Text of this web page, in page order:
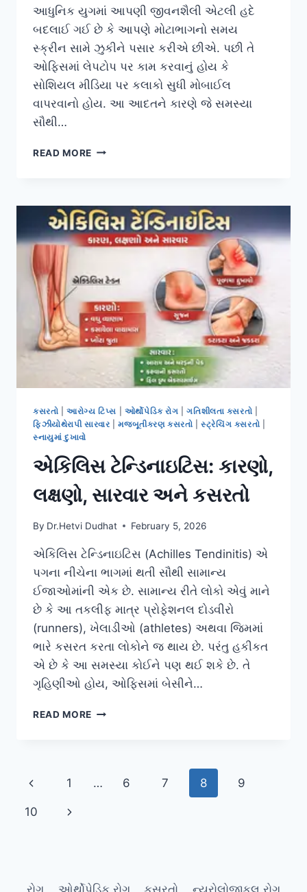
આધુનિક યુગમાં આપણી જીવનશૈલી એટલી હદે
બદલાઈ ગઈ છે કે આપણે મોટાભાગનો સમય
સ્ક્રીન સામે ઝુકીને પસાર કરીએ છીએ. પછી તે
ઓફિસમાં લેપટોપ પર કામ કરવાનું હોય કે
સોશિયલ મીડિયા પર કલાકો સુધી મોબાઈલ
વાપરવાનો હોય. આ આદતને કારણે જે સમસ્યા
સૌથી…
READ MORE કાયફોસિસ
7
અસરકારક
વ્યાયામ
કસરતો |આરોગ્ય ટિપ્સ ઓર્થોપેડિક રોગ |ગતિશીલતા કસરતો
ફિઝીયોથેરાપી સારવાર |મજબૂતીકરણ કસરતો |સ્ટ્રેચિંગ કસરતો
સ્નાયુમાં દુખાવો
એકિલિસ ટેન્ડિનાઇટિસ: કારણો,
લક્ષણો, સારવાર અને કસરતો
By Dr.Hetvi Dudhat February 5, 2026
એકિલિસ ટેન્ડિનાઇટિસ (Achilles Tendinitis) એ
પગના નીચેના ભાગમાં થતી સૌથી સામાન્ય
ઈજાઓમાંની એક છે. સામાન્ય રીતે લોકો એવું માને
છે કે આ તકલીફ માત્ર પ્રોફેશનલ દોડવીરો
(runners), ખેલાડીઓ (athletes) અથવા જિમમાં
ભારે કસરત કરતા લોકોને જ થાય છે. પરંતુ હકીકત
એ છે કે આ સમસ્યા કોઈને પણ થઈ શકે છે. તે
ગૃહિણીઓ હોય, ઓફિસમાં બેસીને…
READ MORE એકિલિસ
Page
navigation
Previous
Page
1 … 6 7 8 9
10
Next
રોગ ઓર્થોપેડિક રોગ કસરતો ન્યુરોલોજીકલ રોગ